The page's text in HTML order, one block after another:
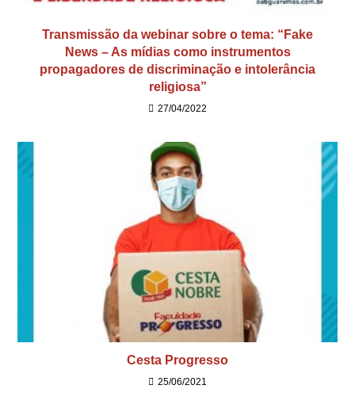
Transmissão da webinar sobre o tema: “Fake
News – As mídias como instrumentos
propagadores de discriminação e intolerância
religiosa”
27/04/2022
Cesta Progresso
25/06/2021